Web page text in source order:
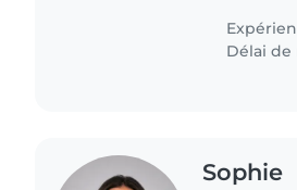
Délai de
Sophie